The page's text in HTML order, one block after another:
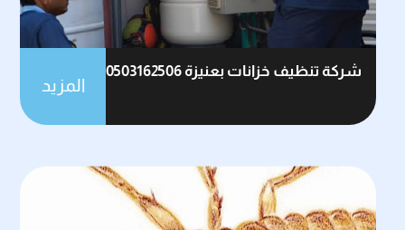
شركة تنظيف خزانات بعنيزة 0503162506
المزيد